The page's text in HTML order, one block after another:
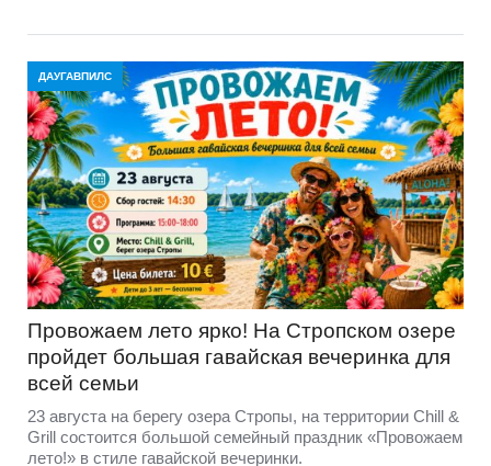
ДАУГАВПИЛС
Провожаем лето ярко! На Стропском озере
пройдет большая гавайская вечеринка для
всей семьи
23 августа на берегу озера Стропы, на территории Chill &
Grill состоится большой семейный праздник «Провожаем
лето!» в стиле гавайской вечеринки.